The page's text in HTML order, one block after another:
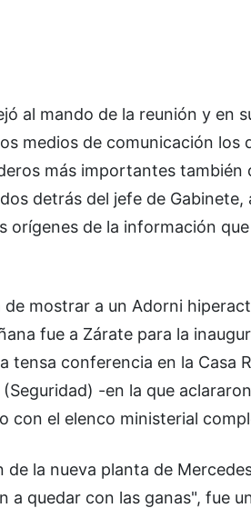
al mando de la reunión y en
medios de comunicación los
más importantes también
detrás del jefe de
orígenes de la información
mostrar a un Adorni
fue a Zárate para la
tensa conferencia en la Casa
-en la que
con el elenco ministerial
la nueva planta de
a quedar con las ganas", fue